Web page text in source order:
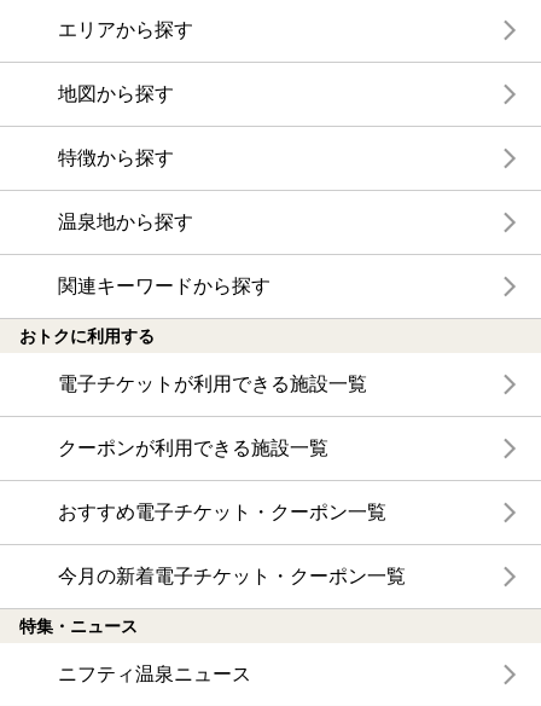
エリアから探す
地図から探す
特徴から探す
温泉地から探す
関連キーワードから探す
おトクに利用する
電子チケットが利用できる施設一覧
クーポンが利用できる施設一覧
おすすめ電子チケット・クーポン一覧
今月の新着電子チケット・クーポン一覧
特集・ニュース
ニフティ温泉ニュース